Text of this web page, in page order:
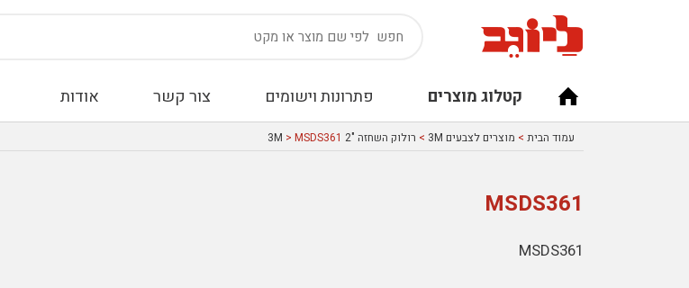
קטלוג מוצרים פתרונות וישומים צור קשר אודות
עמוד הבית > מוצרים לצבעים 3M > רולוק השחזה "2 3M > MSDS361
MSDS361
MSDS361